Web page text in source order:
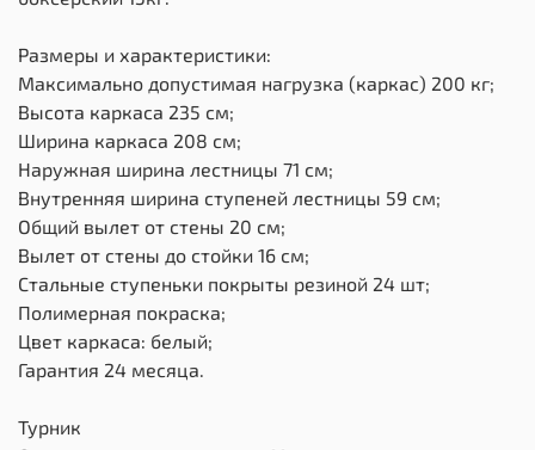
Размеры и характеристики:
Максимально допустимая нагрузка (каркас) 200 кг;
Высота каркаса 235 см;
Ширина каркаса 208 см;
Наружная ширина лестницы 71 см;
Внутренняя ширина ступеней лестницы 59 см;
Общий вылет от стены 20 см;
Вылет от стены до стойки 16 см;
Стальные ступеньки покрыты резиной 24 шт;
Полимерная покраска;
Цвет каркаса: белый;
Гарантия 24 месяца.
Турник